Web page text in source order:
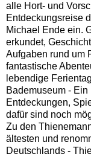
alle Hort- und
Entdeckungsreise
Michael Ende ein.
erkundet,
Aufgaben rund um
fantastische
lebendige
Bademuseum -
Entdeckungen,
dafür sind noch
Zu den
ältesten und
Deutschlands -